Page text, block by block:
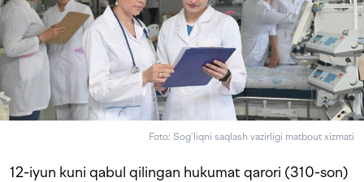
Foto: Sog‘liqni saqlash vazirligi matbout xizmati
12-iyun kuni qabul qilingan hukumat qarori (310-son)